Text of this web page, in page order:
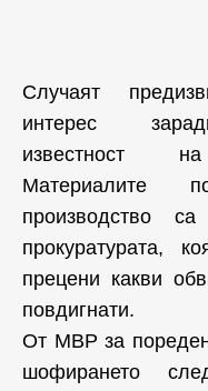
Случаят
интерес
известност
Материалите
производство
прокуратурата,
прецени какви
повдигнати.
От МВР за
шофирането